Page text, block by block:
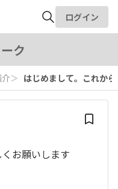
検索
ログイン
ク
介＞ はじめまして。これか
お願いします